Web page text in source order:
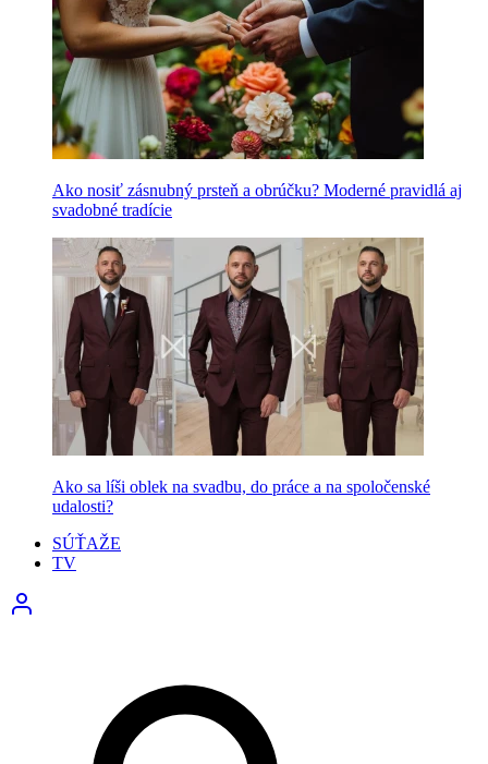
Ako nosiť zásnubný prsteň a obrúčku? Moderné pravidlá aj
svadobné tradície
Ako sa líši oblek na svadbu, do práce a na spoločenské
udalosti?
SÚŤAŽE
TV